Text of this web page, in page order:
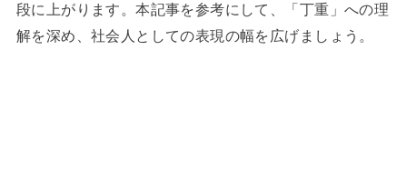
段に上がります。本記事を参考にして、「丁重」への理
解を深め、社会人としての表現の幅を広げましょう。